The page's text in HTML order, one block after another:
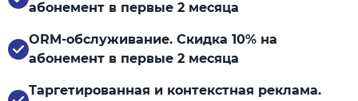
абонемент в первые 2 месяца
ORM-обслуживание. Скидка 10% на
абонемент в первые 2 месяца
Таргетированная и контекстная реклама.